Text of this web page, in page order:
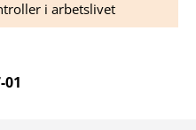
i arbetslivet
01